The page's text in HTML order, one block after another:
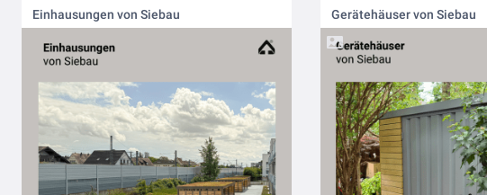
Einhausungen von Siebau Gerätehäuser von Siebau